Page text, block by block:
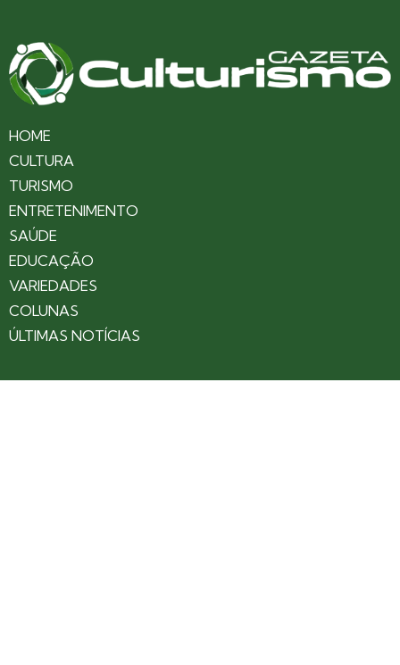
HOME
CULTURA
TURISMO
ENTRETENIMENTO
SAÚDE
EDUCAÇÃO
VARIEDADES
COLUNAS
ÚLTIMAS NOTÍCIAS